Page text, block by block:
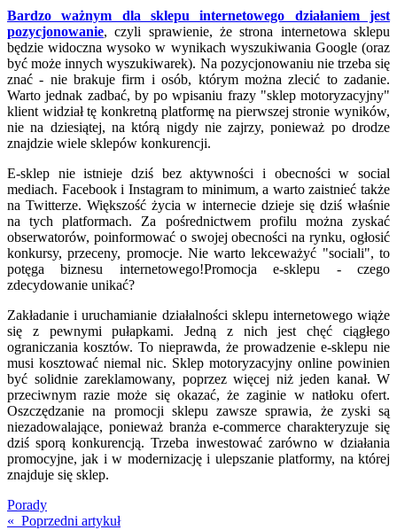
Bardzo ważnym dla sklepu internetowego działaniem jest
pozycjonowanie, czyli sprawienie, że strona internetowa sklepu
będzie widoczna wysoko w wynikach wyszukiwania Google (oraz
być może innych wyszukiwarek). Na pozycjonowaniu nie trzeba się
znać - nie brakuje firm i osób, którym można zlecić to zadanie.
Warto jednak zadbać, by po wpisaniu frazy "sklep motoryzacyjny"
klient widział tę konkretną platformę na pierwszej stronie wyników,
nie na dziesiątej, na którą nigdy nie zajrzy, ponieważ po drodze
znajdzie wiele sklepów konkurencji.
E-sklep nie istnieje dziś bez aktywności i obecności w social
mediach. Facebook i Instagram to minimum, a warto zaistnieć także
na Twitterze. Większość życia w internecie dzieje się dziś właśnie
na tych platformach. Za pośrednictwem profilu można zyskać
obserwatorów, poinformować o swojej obecności na rynku, ogłosić
konkursy, przeceny, promocje. Nie warto lekceważyć "sociali", to
potęga biznesu internetowego!Promocja e-sklepu - czego
zdecydowanie unikać?
Zakładanie i uruchamianie działalności sklepu internetowego wiąże
się z pewnymi pułapkami. Jedną z nich jest chęć ciągłego
ograniczania kosztów. To nieprawda, że prowadzenie e-sklepu nie
musi kosztować niemal nic. Sklep motoryzacyjny online powinien
być solidnie zareklamowany, poprzez więcej niż jeden kanał. W
przeciwnym razie może się okazać, że zaginie w natłoku ofert.
Oszczędzanie na promocji sklepu zawsze sprawia, że zyski są
niezadowalające, ponieważ branża e-commerce charakteryzuje się
dziś sporą konkurencją. Trzeba inwestować zarówno w działania
promocyjne, jak i w modernizację i ulepszanie platformy, na której
znajduje się sklep.
Porady
« Poprzedni artykuł